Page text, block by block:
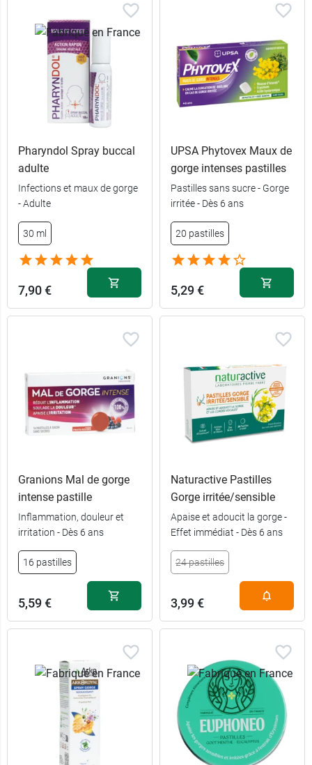
Pharyndol Spray buccal
adulte
Infections et maux de gorge
- Adulte
30 ml
7,90 €
UPSA Phytovex Maux de
gorge intenses pastilles
Pastilles sans sucre - Gorge
irritée - Dès 6 ans
20 pastilles
5,29 €
Granions Mal de gorge
intense pastille
Inflammation, douleur et
irritation - Dès 6 ans
16 pastilles
5,59 €
Naturactive Pastilles
Gorge irritée/sensible
Apaise et adoucit la gorge -
Effet immédiat - Dès 6 ans
24 pastilles
3,99 €